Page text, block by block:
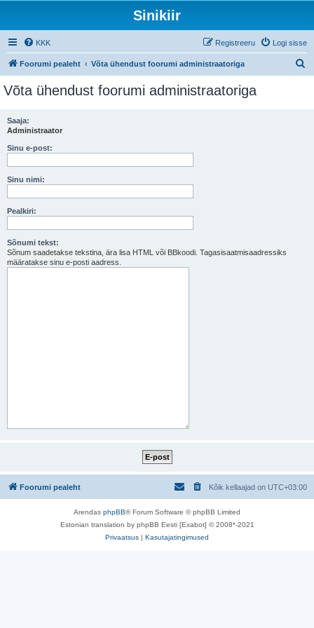
Sinikiir
KKK Logi sisse
Registreeru
Foorumi pealeht Võta ühendust foorumi administraatoriga
Võta ühendust foorumi administraatoriga
Saaja:
Administraator
Sinu e-post:
Sinu nimi:
Pealkiri:
Sõnumi tekst:
Sõnum saadetakse tekstina, ära lisa HTML või BBkoodi. Tagasisaatmisaadressiks
määratakse sinu e-posti aadress.
Foorumi pealeht Kõik kellaajad on UTC+03:00
Arendas phpBB® Forum Software © phpBB Limited
Estonian translation by phpBB Eesti [Exabot] © 2008*-2021
Privaatsus | Kasutajatingimused